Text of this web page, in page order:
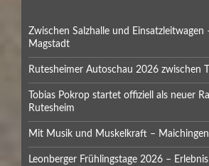
Zwischen Salzhalle und Einsatzleitwagen
Magstadt
Rutesheimer Autoschau 2026 zwischen
Tobias Pokrop startet offiziell als neuer
Rutesheim
Mit Musik und Muskelkraft –
Leonberger Frühlingstage 2026 –